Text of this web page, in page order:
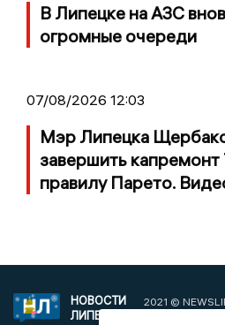
В Липецке на АЗС
огромные очереди
07/08/2026 12:03
Мэр Липецка
завершить
правилу Парето.
НОВОСТИ
ЛИПЕЦКА
2021 ©